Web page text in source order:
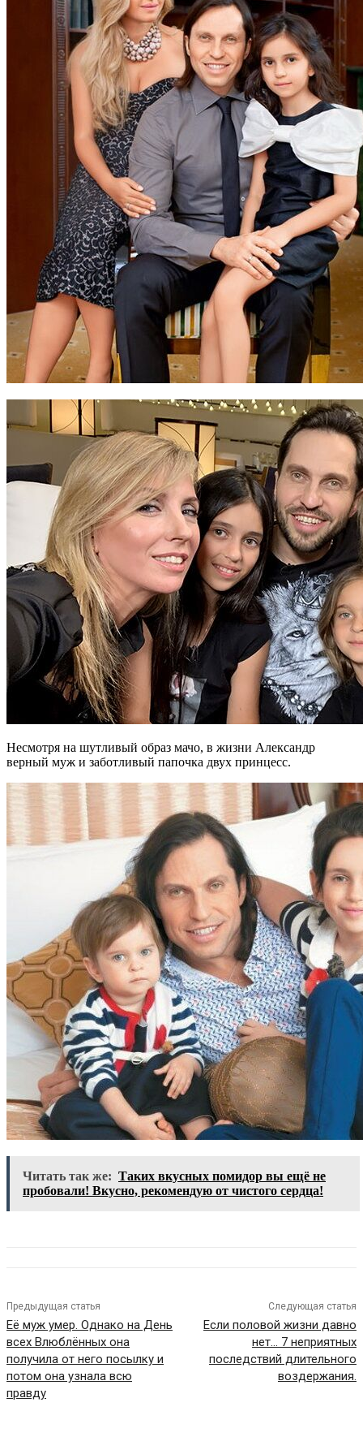
Несмотря на шутливый образ мачо, в жизни Александр
верный муж и заботливый папочка двух принцесс.
Читать так же: Таких вкусных помидор вы ещё не
пробовали! Вкусно, рекомендую от чистого сердца!
Предыдущая статья
Её муж умер. Однако на День
всех Влюблённых она
получила от него посылку и
потом она узнала всю
правду
Следующая статья
Если половой жизни давно
нет… 7 неприятных
последствий длительного
воздержания.